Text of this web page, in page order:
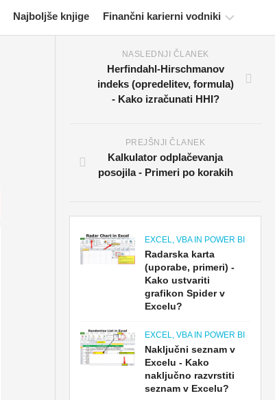
Najboljše knjige Finančni karierni vodniki
Viri
za
potrjevanje
financ
za
finančno
modeliranje
Vadnice
za
obvladovanje
tveganj
NASLEDNJI ČLANEK
Herfindahl-Hirschmanov
indeks (opredelitev, formula)
- Kako izračunati HHI?
PREJŠNJI ČLANEK
Kalkulator odplačevanja
posojila - Primeri po korakih
EXCEL, VBA IN POWER BI
Radarska karta
(uporabe, primeri) -
Kako ustvariti
grafikon Spider v
Excelu?
EXCEL, VBA IN POWER BI
Naključni seznam v
Excelu - Kako
naključno razvrstiti
seznam v Excelu?